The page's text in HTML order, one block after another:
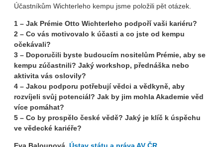
Účastníkům Wichterleho kempu jsme položili pět otázek.
1 – Jak Prémie Otto Wichterleho podpoří vaši kariéru?
2 – Co vás motivovalo k účasti a co jste od kempu
očekávali?
3 – Doporučili byste budoucím nositelům Prémie, aby se
kempu zúčastnili? Jaký workshop, přednáška nebo
aktivita vás oslovily?
4 – Jakou podporu potřebují vědci a vědkyně, aby
rozvíjeli svůj potenciál? Jak by jim mohla Akademie věd
více pomáhat?
5 – Co by prospělo české vědě? Jaký je klíč k úspěchu
ve vědecké kariéře?